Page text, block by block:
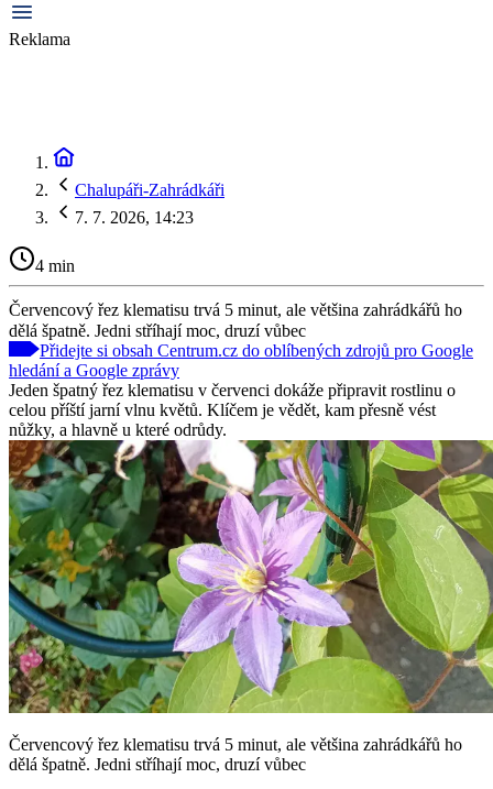
Reklama
Chalupáři-Zahrádkáři
7. 7. 2026, 14:23
4 min
Červencový řez klematisu trvá 5 minut, ale většina zahrádkářů ho
dělá špatně. Jedni stříhají moc, druzí vůbec
Přidejte si obsah Centrum.cz do oblíbených zdrojů pro Google
hledání a Google zprávy
Jeden špatný řez klematisu v červenci dokáže připravit rostlinu o
celou příští jarní vlnu květů. Klíčem je vědět, kam přesně vést
nůžky, a hlavně u které odrůdy.
Červencový řez klematisu trvá 5 minut, ale většina zahrádkářů ho
dělá špatně. Jedni stříhají moc, druzí vůbec